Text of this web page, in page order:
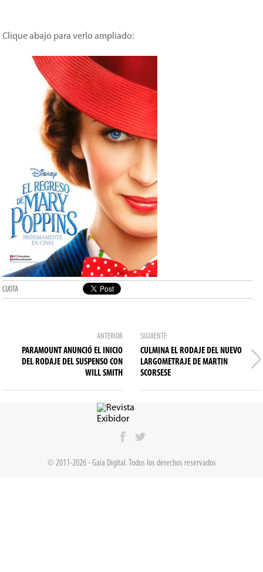
Clique abajo para verlo ampliado:
CUOTA
ANTERIOR
PARAMOUNT ANUNCIÓ EL INICIO
DEL RODAJE DEL SUSPENSO CON
WILL SMITH
SIGUIENTE
CULMINA EL RODAJE DEL NUEVO
LARGOMETRAJE DE MARTIN
SCORSESE
© 2011-2026 - Gaia Digital. Todos los derechos reservados